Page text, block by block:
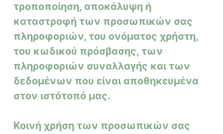
τροποποίηση, αποκάλυψη ή
καταστροφή των προσωπικών σας
πληροφοριών, του ονόματος χρήστη,
του κωδικού πρόσβασης, των
πληροφοριών συναλλαγής και των
δεδομένων που είναι αποθηκευμένα
στον ιστότοπό μας.
Κοινή χρήση των προσωπικών σας